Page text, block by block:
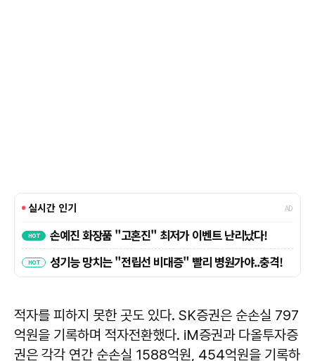
적자를 피하지 못한 곳도 있다. SK증권은 순손실 797
억원을 기록하며 적자전환했다. iM증권과 다올투자증
권은 각각 연간 순손실 1588억원, 454억원을 기록하